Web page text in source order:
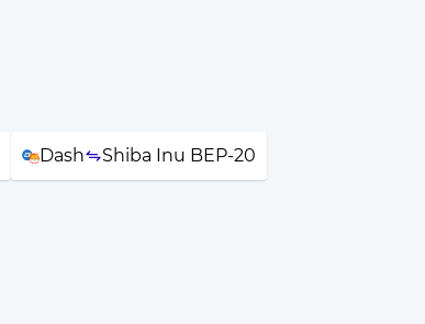
Dash Shiba Inu BEP-20